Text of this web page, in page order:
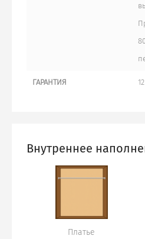
ГАРАНТИЯ
Внутреннее
Платье